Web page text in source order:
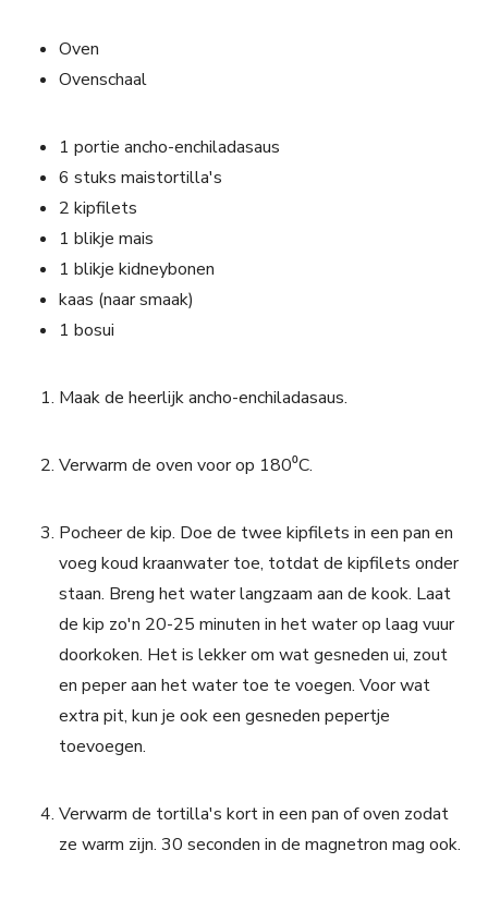
Oven
Ovenschaal
1 portie ancho-enchiladasaus
6 stuks maistortilla's
2 kipfilets
1 blikje mais
1 blikje kidneybonen
kaas (naar smaak)
1 bosui
Maak de heerlijk ancho-enchiladasaus.
Verwarm de oven voor op 180⁰C.
Pocheer de kip. Doe de twee kipfilets in een pan en
voeg koud kraanwater toe, totdat de kipfilets onder
staan. Breng het water langzaam aan de kook. Laat
de kip zo'n 20-25 minuten in het water op laag vuur
doorkoken. Het is lekker om wat gesneden ui, zout
en peper aan het water toe te voegen. Voor wat
extra pit, kun je ook een gesneden pepertje
toevoegen.
Verwarm de tortilla's kort in een pan of oven zodat
ze warm zijn. 30 seconden in de magnetron mag ook.